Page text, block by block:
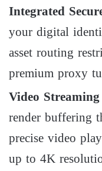
Integrated
your digital
asset routing
premium proxy
Video
render buffering
precise video
up to 4K